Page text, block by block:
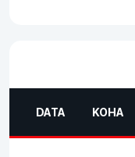
DATA KOHA